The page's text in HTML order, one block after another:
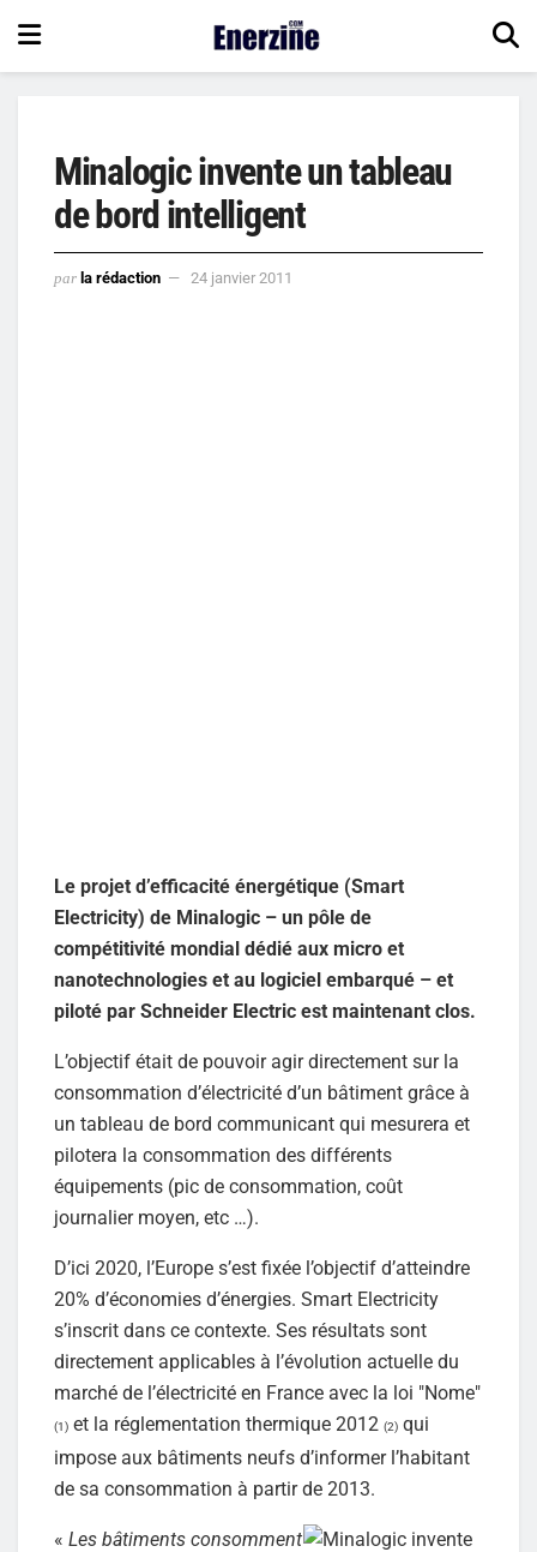
Minalogic invente un tableau
de bord intelligent
par la rédaction 24 janvier 2011
Le projet d’efficacité énergétique (Smart
Electricity) de Minalogic – un pôle de
compétitivité mondial dédié aux micro et
nanotechnologies et au logiciel embarqué – et
piloté par Schneider Electric est maintenant clos.
L’objectif était de pouvoir agir directement sur la
consommation d’électricité d’un bâtiment grâce à
un tableau de bord communicant qui mesurera et
pilotera la consommation des différents
équipements (pic de consommation, coût
journalier moyen, etc …).
D’ici 2020, l’Europe s’est fixée l’objectif d’atteindre
20% d’économies d’énergies. Smart Electricity
s’inscrit dans ce contexte. Ses résultats sont
directement applicables à l’évolution actuelle du
marché de l’électricité en France avec la loi "Nome"
(1) et la réglementation thermique 2012 (2) qui
impose aux bâtiments neufs d’informer l’habitant
de sa consommation à partir de 2013.
« Les bâtiments consomment